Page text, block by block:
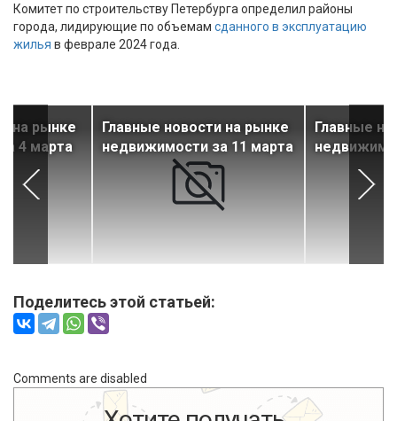
Комитет по строительству Петербурга определил районы
города, лидирующие по объемам сданного в эксплуатацию
жилья в феврале 2024 года.
на рынке
4 марта
Главные новости на рынке
недвижимости за 11 марта
Главные
Поделитесь этой статьей:
Comments are disabled